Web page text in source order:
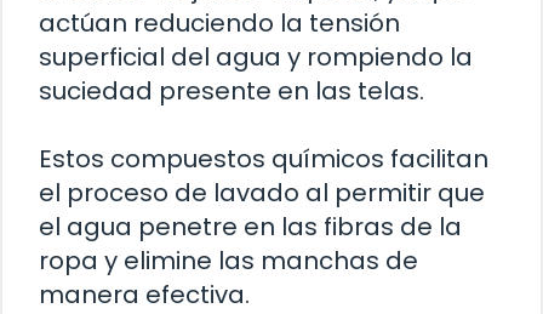
actúan reduciendo la tensión
superficial del agua y rompiendo la
suciedad presente en las telas.
Estos compuestos químicos facilitan
el proceso de lavado al permitir que
el agua penetre en las fibras de la
ropa y elimine las manchas de
manera efectiva.